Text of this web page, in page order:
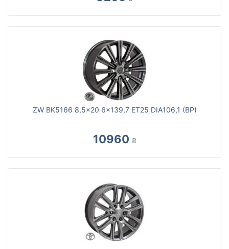
ZW BK5166 8,5x20 6x139,7 ET25 DIA106,1 (BP)
10960 ₴